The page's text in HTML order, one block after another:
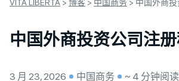
VITA LIBERTA > 博客 > 中国商务 > 中国外商
中国外商投资公司注
3 月 23, 2026 中国商务 ~ 4 分钟阅读